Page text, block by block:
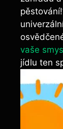
vaše
jídlu ten